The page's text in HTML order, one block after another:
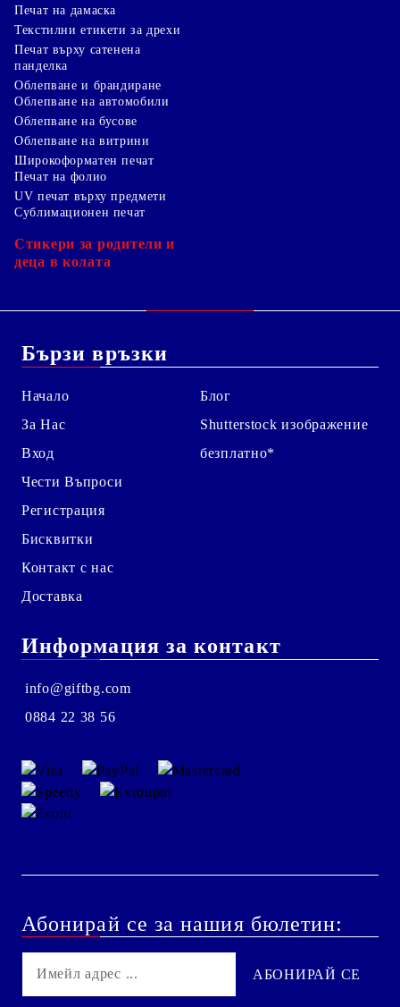
Печат на дамаска
Текстилни етикети за дрехи
Печат върху сатенена
панделка
Облепване и брандиране
Облепване на автомобили
Облепване на бусове
Облепване на витрини
Широкоформатен печат
Печат на фолио
UV печат върху предмети
Сублимационен печат
Стикери за родители и
деца в колата
Бързи връзки
Начало
За Нас
Вход
Чести Въпроси
Регистрация
Бисквитки
Контакт с нас
Доставка
Блог
Shutterstock изображение
безплатно*
Информация за контакт
info@giftbg.com
0884 22 38 56
Абонирай се за нашия бюлетин: